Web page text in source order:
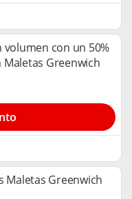
volumen con un 50%
Greenwich
Maletas Greenwich